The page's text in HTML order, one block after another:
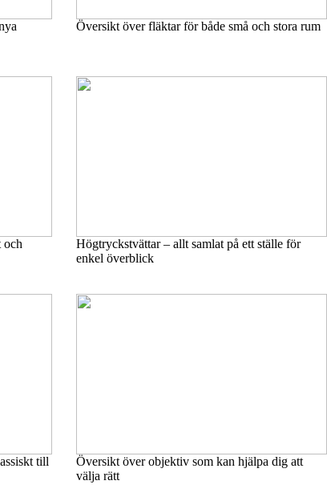
Översikt över fläktar för både små och stora rum
och
Högtryckstvättar – allt samlat på ett ställe för
enkel överblick
till
Översikt över objektiv som kan hjälpa dig att
välja rätt